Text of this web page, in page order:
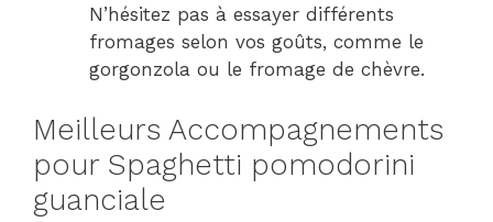
N’hésitez pas à essayer différents
fromages selon vos goûts, comme le
gorgonzola ou le fromage de chèvre.
Meilleurs Accompagnements
pour Spaghetti pomodorini
guanciale